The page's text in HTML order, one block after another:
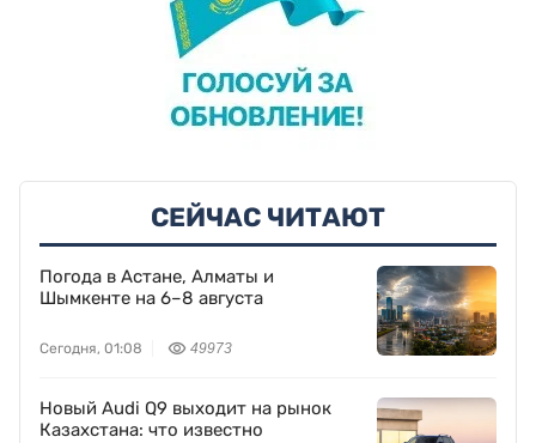
СЕЙЧАС ЧИТАЮТ
Погода в Астане, Алматы и
Шымкенте на 6–8 августа
Сегодня, 01:08 49973
Новый Audi Q9 выходит на рынок
Казахстана: что известно